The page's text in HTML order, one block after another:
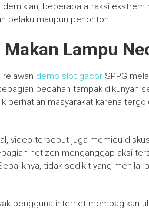
beberapa atraksi
pelaku maupun penonton.
Lampu
demo slot gacor SPPG
pecahan tampak dikunyah
perhatian masyarakat karena
video tersebut juga memicu
netizen menganggap aksi
tidak sedikit yang menilai
pengguna internet membagikan